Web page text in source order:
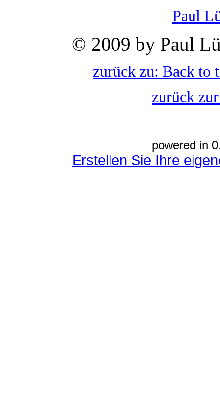
Paul
© 2009 by Paul
zurück zu: Back to
zurück
powered in
Erstellen Sie Ihre